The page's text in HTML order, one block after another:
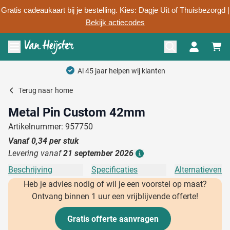
Gratis cadeaukaart bij je bestelling. Kies: Dagje Uit of Thuisbezorgd |
Bekijk actiecodes
Ga naar de inhoud
Menu openen
Al 45 jaar helpen wij klanten
Terug naar home
Metal Pin Custom 42mm
Artikelnummer: 957750
Vanaf0,34 per stuk
Levering vanaf21 september 2026
Beschrijving Specificaties
Alternatieven
Heb je advies nodig of wil je een voorstel op maat?
Ontvang binnen 1 uur een vrijblijvende offerte!
Gratis offerte aanvragen